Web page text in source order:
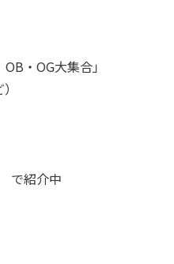
・OG大集合」
紹介中